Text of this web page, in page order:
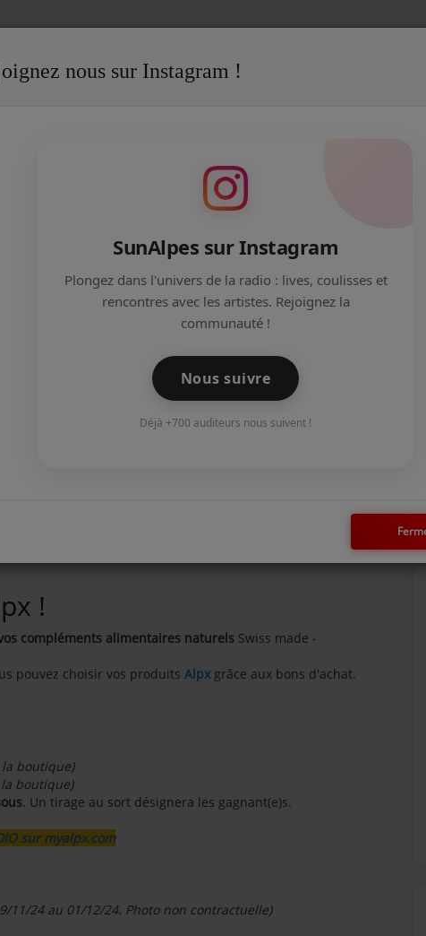
bien-être ALPX
ALPX
!
compléments alimentaires naturels Swiss made -
pouvez choisir vos produits Alpx grâce aux bons d'achat.
boutique)
boutique)
. Un tirage au sort désignera les gagnant(e)s.
sur myalpx.com
11/24 au 01/12/24. Photo non contractuelle)
nous sur Instagram !
SunAlpes sur Instagram
Plongez dans l'univers de la radio : lives, coulisses et
rencontres avec les artistes. Rejoignez la
communauté !
Nous suivre
Déjà +700 auditeurs nous suivent !